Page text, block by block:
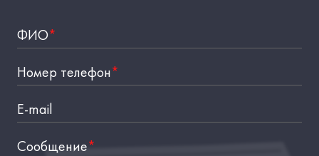
ФИО*
Номер телефон*
E-mail
Сообщение*